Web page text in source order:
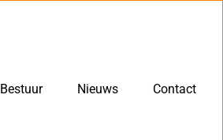
Bestuur Nieuws Contact